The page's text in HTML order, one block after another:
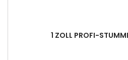
1 ZOLL PROFI-